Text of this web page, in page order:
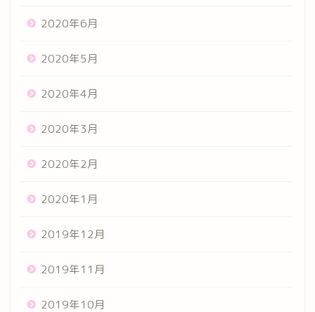
2020年6月
2020年5月
2020年4月
2020年3月
2020年2月
2020年1月
2019年12月
2019年11月
2019年10月